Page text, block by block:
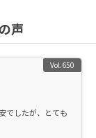
声
Vol.650
でしたが、とても